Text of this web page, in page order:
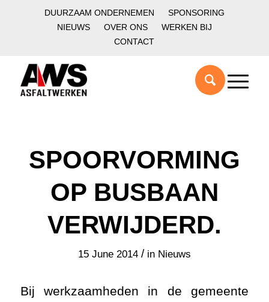
DUURZAAM ONDERNEMEN
SPONSORING
NIEUWS
OVER ONS
WERKEN BIJ
CONTACT
SPOORVORMING
OP BUSBAAN
VERWIJDERD.
15 June 2014 / in Nieuws
Bij werkzaamheden in de gemeente